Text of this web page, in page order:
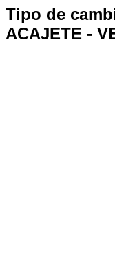
Tipo de
ACAJETE -